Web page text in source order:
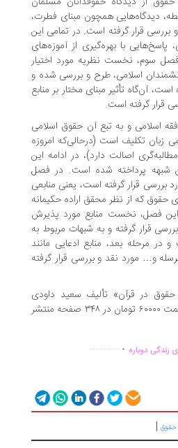
همچون مبنای فطرت،
گرفته است. در تمامی این
با بهره‌گیری از آموزه‌های
نخست نظریه مورد اختیار
اسلامی، طرح و بررسی شده و
تأثیر مبنای مختار بر منابع
است.
و به تبع آن حقوق اسلامی
است (درحالی‌که امروزه
اصالت دارد)، در ادامه‌ این
پرداخته شده است. در فصل
قرار گرفته است، یعنی منابعی
از نظر محقق اراده حکیمانه
نخست منابع مورد پذیرش
گرفته و به شبهات مربوط به
بعد، منابع ادعایی مانند
نقد و بررسی قرار گرفته
قرآن» تألیف سعید داودی
حجت‌الاسلام والمسلمین به قیمت ۶۰۰۰۰ تومان در ۳۴۸ صفحه منتشر
............... .